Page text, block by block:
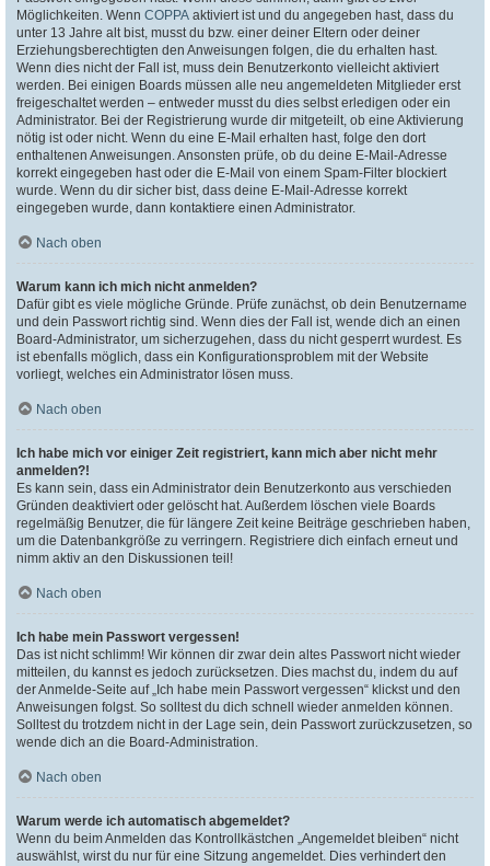
Möglichkeiten. Wenn COPPA aktiviert ist und du angegeben hast, dass du
unter 13 Jahre alt bist, musst du bzw. einer deiner Eltern oder deiner
Erziehungsberechtigten den Anweisungen folgen, die du erhalten hast.
Wenn dies nicht der Fall ist, muss dein Benutzerkonto vielleicht aktiviert
werden. Bei einigen Boards müssen alle neu angemeldeten Mitglieder erst
freigeschaltet werden – entweder musst du dies selbst erledigen oder ein
Administrator. Bei der Registrierung wurde dir mitgeteilt, ob eine Aktivierung
nötig ist oder nicht. Wenn du eine E-Mail erhalten hast, folge den dort
enthaltenen Anweisungen. Ansonsten prüfe, ob du deine E-Mail-Adresse
korrekt eingegeben hast oder die E-Mail von einem Spam-Filter blockiert
wurde. Wenn du dir sicher bist, dass deine E-Mail-Adresse korrekt
eingegeben wurde, dann kontaktiere einen Administrator.
Nach oben
Warum kann ich mich nicht anmelden?
Dafür gibt es viele mögliche Gründe. Prüfe zunächst, ob dein Benutzername
und dein Passwort richtig sind. Wenn dies der Fall ist, wende dich an einen
Board-Administrator, um sicherzugehen, dass du nicht gesperrt wurdest. Es
ist ebenfalls möglich, dass ein Konfigurationsproblem mit der Website
vorliegt, welches ein Administrator lösen muss.
Nach oben
Ich habe mich vor einiger Zeit registriert, kann mich aber nicht mehr
anmelden?!
Es kann sein, dass ein Administrator dein Benutzerkonto aus verschieden
Gründen deaktiviert oder gelöscht hat. Außerdem löschen viele Boards
regelmäßig Benutzer, die für längere Zeit keine Beiträge geschrieben haben,
um die Datenbankgröße zu verringern. Registriere dich einfach erneut und
nimm aktiv an den Diskussionen teil!
Nach oben
Ich habe mein Passwort vergessen!
Das ist nicht schlimm! Wir können dir zwar dein altes Passwort nicht wieder
mitteilen, du kannst es jedoch zurücksetzen. Dies machst du, indem du auf
der Anmelde-Seite auf „Ich habe mein Passwort vergessen“ klickst und den
Anweisungen folgst. So solltest du dich schnell wieder anmelden können.
Solltest du trotzdem nicht in der Lage sein, dein Passwort zurückzusetzen, so
wende dich an die Board-Administration.
Nach oben
Warum werde ich automatisch abgemeldet?
Wenn du beim Anmelden das Kontrollkästchen „Angemeldet bleiben“ nicht
auswählst, wirst du nur für eine Sitzung angemeldet. Dies verhindert den